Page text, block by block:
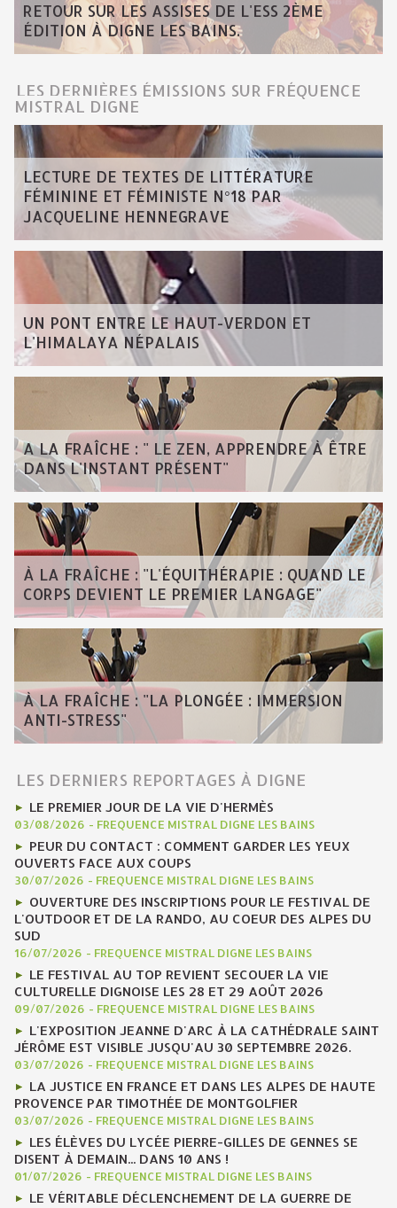
RETOUR SUR LES ASSISES DE L'ESS 2ÈME
ÉDITION À DIGNE LES BAINS.
LES DERNIÈRES ÉMISSIONS SUR FRÉQUENCE
MISTRAL DIGNE
LECTURE DE TEXTES DE LITTÉRATURE
FÉMININE ET FÉMINISTE N°18 PAR
JACQUELINE HENNEGRAVE
UN PONT ENTRE LE HAUT-VERDON ET
L'HIMALAYA NÉPALAIS
A LA FRAÎCHE : " LE ZEN, APPRENDRE À ÊTRE
DANS L'INSTANT PRÉSENT"
À LA FRAÎCHE : "L'ÉQUITHÉRAPIE : QUAND LE
CORPS DEVIENT LE PREMIER LANGAGE"
À LA FRAÎCHE : "LA PLONGÉE : IMMERSION
ANTI-STRESS"
LES DERNIERS REPORTAGES À DIGNE
LE PREMIER JOUR DE LA VIE D'HERMÈS
03/08/2026 - FREQUENCE MISTRAL DIGNE LES BAINS
PEUR DU CONTACT : COMMENT GARDER LES YEUX
OUVERTS FACE AUX COUPS
30/07/2026 - FREQUENCE MISTRAL DIGNE LES BAINS
OUVERTURE DES INSCRIPTIONS POUR LE FESTIVAL DE
L'OUTDOOR ET DE LA RANDO, AU COEUR DES ALPES DU
SUD
16/07/2026 - FREQUENCE MISTRAL DIGNE LES BAINS
LE FESTIVAL AU TOP REVIENT SECOUER LA VIE
CULTURELLE DIGNOISE LES 28 ET 29 AOÛT 2026
09/07/2026 - FREQUENCE MISTRAL DIGNE LES BAINS
L'EXPOSITION JEANNE D'ARC À LA CATHÉDRALE SAINT
JÉRÔME EST VISIBLE JUSQU'AU 30 SEPTEMBRE 2026.
03/07/2026 - FREQUENCE MISTRAL DIGNE LES BAINS
LA JUSTICE EN FRANCE ET DANS LES ALPES DE HAUTE
PROVENCE PAR TIMOTHÉE DE MONTGOLFIER
03/07/2026 - FREQUENCE MISTRAL DIGNE LES BAINS
LES ÉLÈVES DU LYCÉE PIERRE-GILLES DE GENNES SE
DISENT À DEMAIN... DANS 10 ANS !
01/07/2026 - FREQUENCE MISTRAL DIGNE LES BAINS
LE VÉRITABLE DÉCLENCHEMENT DE LA GUERRE DE